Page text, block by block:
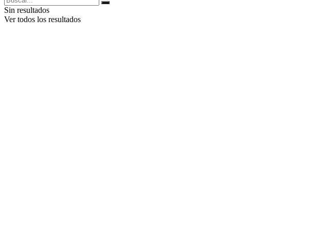
Sin resultados
Ver todos los resultados